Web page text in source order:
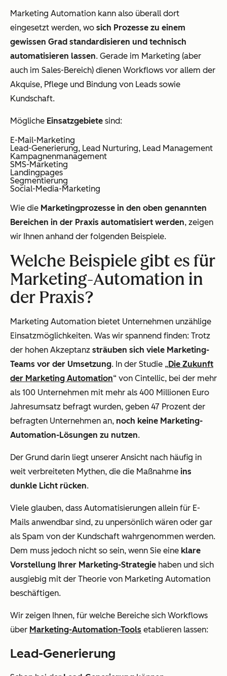
Marketing Automation kann also überall dort
eingesetzt werden, wo sich Prozesse zu einem
gewissen Grad standardisieren und technisch
automatisieren lassen. Gerade im Marketing (aber
auch im Sales-Bereich) dienen Workflows vor allem der
Akquise, Pflege und Bindung von Leads sowie
Kundschaft.
Mögliche Einsatzgebiete sind:
E-Mail-Marketing
Lead-Generierung, Lead Nurturing, Lead Management
Kampagnenmanagement
SMS-Marketing
Landingpages
Segmentierung
Social-Media-Marketing
Wie die Marketingprozesse in den oben genannten
Bereichen in der Praxis automatisiert werden, zeigen
wir Ihnen anhand der folgenden Beispiele.
Welche Beispiele gibt es für
Marketing-Automation in
der Praxis?
Marketing Automation bietet Unternehmen unzählige
Einsatzmöglichkeiten. Was wir spannend finden: Trotz
der hohen Akzeptanz sträuben sich viele Marketing-
Teams vor der Umsetzung. In der Studie „Die Zukunft
der Marketing Automation“ von Cintellic, bei der mehr
als 100 Unternehmen mit mehr als 400 Millionen Euro
Jahresumsatz befragt wurden, geben 47 Prozent der
befragten Unternehmen an, noch keine Marketing-
Automation-Lösungen zu nutzen.
Der Grund darin liegt unserer Ansicht nach häufig in
weit verbreiteten Mythen, die die Maßnahme ins
dunkle Licht rücken.
Viele glauben, dass Automatisierungen allein für E-
Mails anwendbar sind, zu unpersönlich wären oder gar
als Spam von der Kundschaft wahrgenommen werden.
Dem muss jedoch nicht so sein, wenn Sie eine klare
Vorstellung Ihrer Marketing-Strategie haben und sich
ausgiebig mit der Theorie von Marketing Automation
beschäftigen.
Wir zeigen Ihnen, für welche Bereiche sich Workflows
über Marketing-Automation-Tools etablieren lassen:
Lead-Generierung